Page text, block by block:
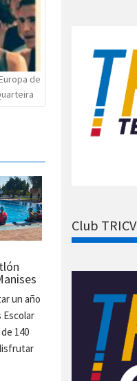
de
un año
Escolar
140
Club TRICV